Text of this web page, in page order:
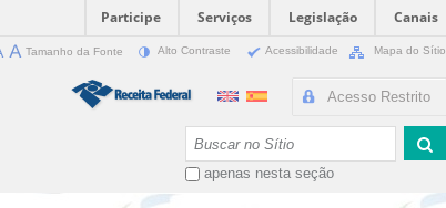
Participe Serviços Legislação
Canais
Tamanho da Fonte Alto Contraste Acessibilidade Mapa do Sítio
Acesso Restrito
apenas nesta seção